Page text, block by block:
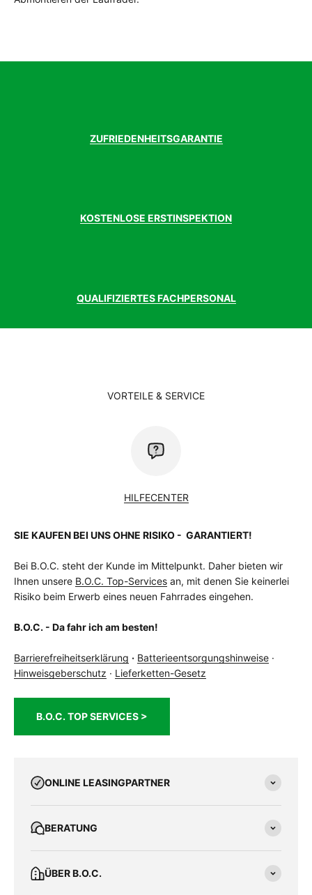
ZUFRIEDENHEITSGARANTIE
KOSTENLOSE ERSTINSPEKTION
QUALIFIZIERTES FACHPERSONAL
VORTEILE & SERVICE
HILFECENTER
SIE KAUFEN BEI UNS OHNE RISIKO - GARANTIERT!
Bei B.O.C. steht der Kunde im Mittelpunkt. Daher bieten wir
Ihnen unsere B.O.C. Top-Services an, mit denen Sie keinerlei
Risiko beim Erwerb eines neuen Fahrrades eingehen.
B.O.C. - Da fahr ich am besten!
Barrierefreiheitserklärung · Batterieentsorgungshinweise ·
Hinweisgeberschutz · Lieferketten-Gesetz
B.O.C. TOP SERVICES >
ONLINE LEASINGPARTNER
BERATUNG
ÜBER B.O.C.